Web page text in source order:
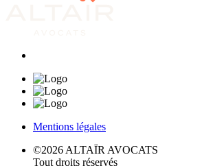
Mentions légales
©2026 ALTAÏR AVOCATS
Tout droits réservés